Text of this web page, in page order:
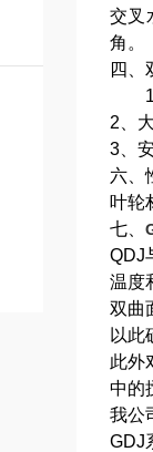
交叉
角。
四、
1
2、
3、
六、
叶轮
七、
QDJ
温
双曲
以此
此外
中的
我公
GDJ